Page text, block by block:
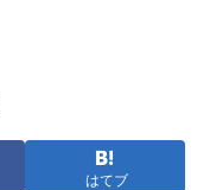
はてブ